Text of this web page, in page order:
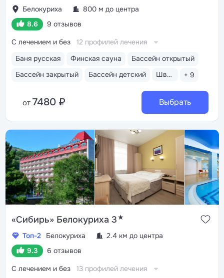
Белокуриха
800 м до центра
8.6
9 отзывов
Баня русская Финская сауна
Бассейн открытый
Бассейн закрытый
Бассейн детский Шведский стол + 9
С лечением и без 12 профилей лечения
от 7480 ₽ Выбрать
«Сибирь» Белокуриха 3★
Топ-2 Белокуриха
2.4 км до центра
9.3
6 отзывов
С лечением и без 13 профилей лечения